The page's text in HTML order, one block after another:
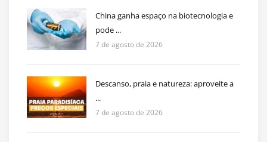
China ganha espaço na biotecnologia e
pode ...
7 de agosto de 2026
Descanso, praia e natureza: aproveite a
...
7 de agosto de 2026